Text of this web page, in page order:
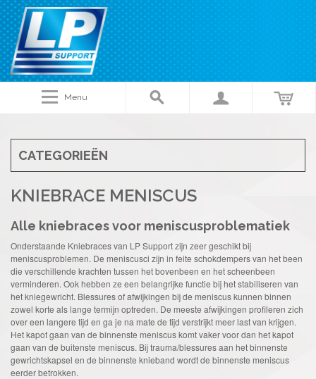
Menu
CATEGORIEËN
KNIEBRACE MENISCUS
Alle kniebraces voor meniscusproblematiek
Onderstaande Kniebraces van LP Support zijn zeer geschikt bij
meniscusproblemen. De meniscusci zijn in feite schokdempers van het been
die verschillende krachten tussen het bovenbeen en het scheenbeen
verminderen. Ook hebben ze een belangrijke functie bij het stabiliseren van
het kniegewricht. Blessures of afwijkingen bij de meniscus kunnen binnen
zowel korte als lange termijn optreden. De meeste afwijkingen profileren zich
over een langere tijd en ga je na mate de tijd verstrijkt meer last van krijgen.
Het kapot gaan van de binnenste meniscus komt vaker voor dan het kapot
gaan van de buitenste meniscus. Bij trauma/blessures aan het binnenste
gewrichtskapsel en de binnenste knieband wordt de binnenste meniscus
eerder betrokken.